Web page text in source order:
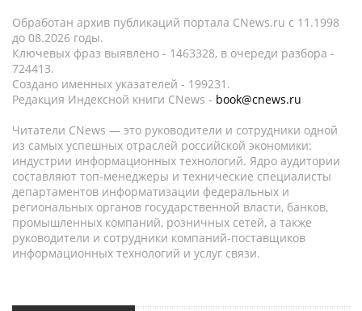
Обработан архив публикаций портала CNews.ru c 11.1998
до 08.2026 годы.
Ключевых фраз выявлено - 1463328, в очереди разбора -
724413.
Создано именных указателей - 199231.
Редакция Индексной книги CNews - book@cnews.ru
Читатели CNews — это руководители и сотрудники одной
из самых успешных отраслей российской экономики:
индустрии информационных технологий. Ядро аудитории
составляют топ-менеджеры и технические специалисты
департаментов информатизации федеральных и
региональных органов государственной власти, банков,
промышленных компаний, розничных сетей, а также
руководители и сотрудники компаний-поставщиков
информационных технологий и услуг связи.